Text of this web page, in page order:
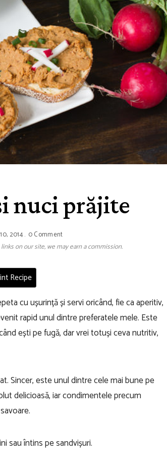
nuci prăjite
2014 0 Comment
on our site, we may earn a commission.
Recipe
cu ușurință și servi oricând, fie ca aperitiv,
rapid unul dintre preferatele mele. Este
ești pe fugă, dar vrei totuși ceva nutritiv,
Sincer, este unul dintre cele mai bune pe
delicioasă, iar condimentele precum
sau întins pe sandvișuri.